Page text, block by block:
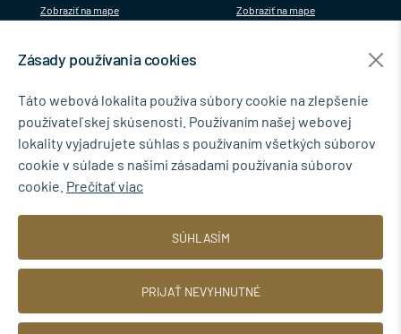
Zobraziť na mape Zobraziť na mape
NEWSLETTER
Zásady ochrany osobných údajov .
Zásady používania cookies
Táto webová lokalita používa súbory cookie na zlepšenie
používateľskej skúsenosti. Používaním našej webovej
lokality vyjadrujete súhlas s používaním všetkých súborov
cookie v súlade s našimi zásadami používania súborov
cookie. Prečítať viac
SÚHLASÍM
PRIJAŤ NEVYHNUTNÉ